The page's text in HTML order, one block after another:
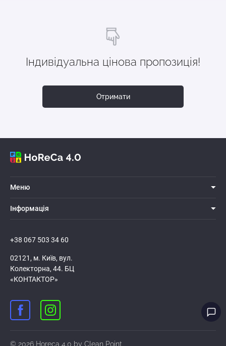
Індивідуальна цінова пропозиція!
Отримати
Меню
Iнформацiя
+38 067 503 34 60
02121, м. Київ, вул.
Колекторна, 44. БЦ
«КОНТАКТОР»
© 2026 Horeca 4.0 by Clean Point